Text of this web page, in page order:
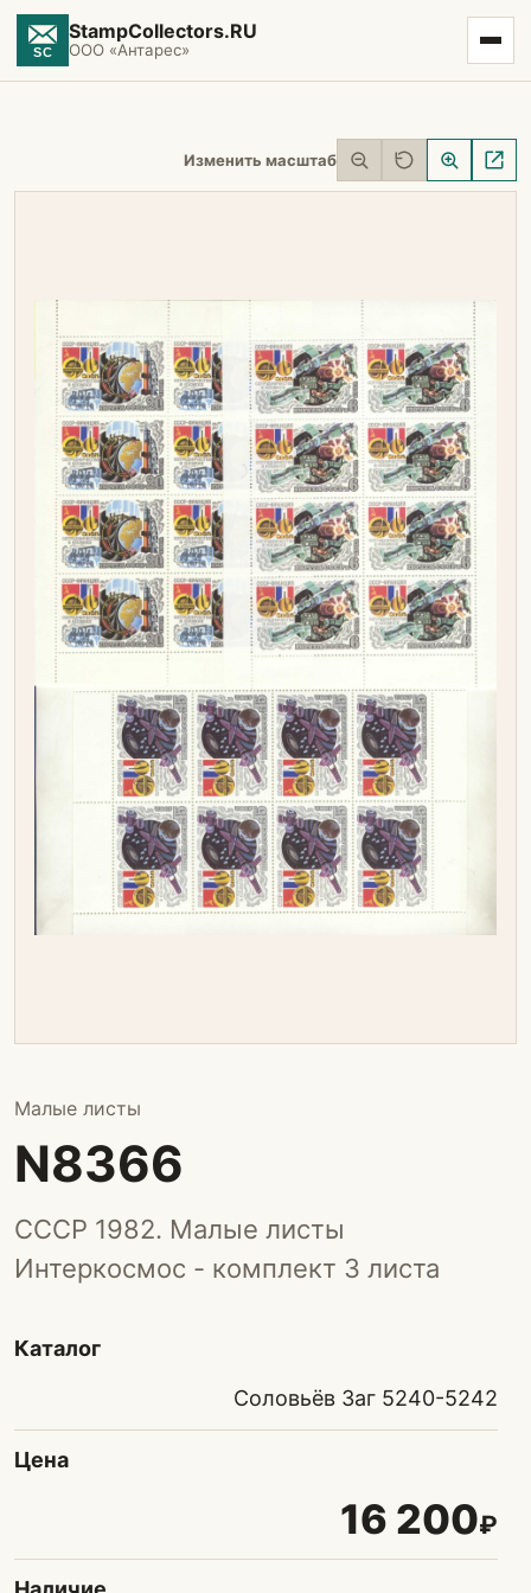
StampCollectors.RU
ООО «Антарес»
Изменить масштаб
Малые листы
N8366
СССР 1982. Малые листы
Интеркосмос - комплект 3 листа
Каталог
Соловьёв Заг 5240-5242
Цена
16 200₽